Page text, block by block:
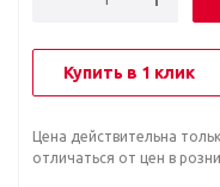
Купить в 1 клик
Цена действительна
отличаться от цен в